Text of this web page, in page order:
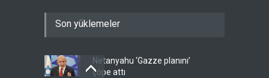
Son yüklemeler
Netanyahu ‘Gazze planını’
çöpe attı